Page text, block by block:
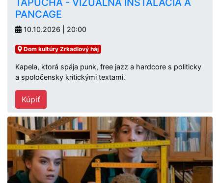
ŤAPUCHA - VIZUÁLNA INŠTALÁCIA A
PANCAGE
10.10.2026 | 20:00
Dom kultúry Zrkadlový háj
Kapela, ktorá spája punk, free jazz a hardcore s politicky
a spoločensky kritickými textami.
Kúpiť